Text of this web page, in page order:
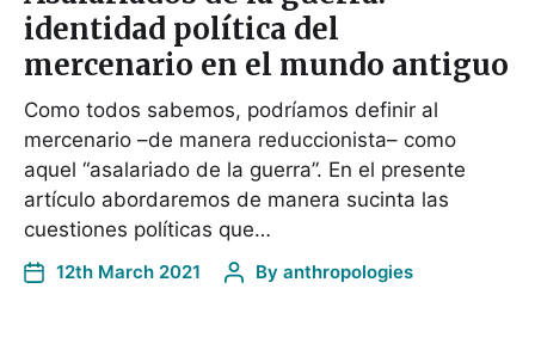
identidad política del
mercenario en el mundo antiguo
Como todos sabemos, podríamos definir al
mercenario –de manera reduccionista– como
aquel “asalariado de la guerra”. En el presente
artículo abordaremos de manera sucinta las
cuestiones políticas que…
12th March 2021 By anthropologies